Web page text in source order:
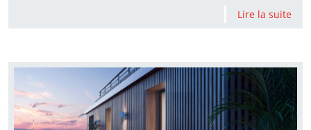
Lire la suite